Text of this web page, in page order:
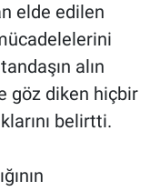
elde edilen
alın
göz diken hiçbir
belirtti.